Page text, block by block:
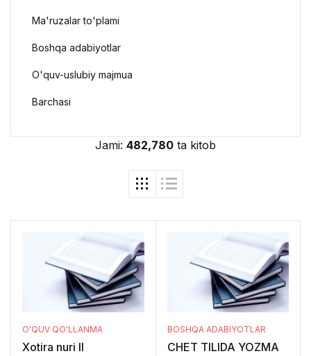
Jami: 482,780 ta kitob
O'QUV QO'LLANMA
Xotira nuri II
BOSHQA ADABIYOTLAR
CHET TILIDA YOZMA
Ma'ruzalar to'plami
Boshqa adabiyotlar
O'quv-uslubiy majmua
Barchasi